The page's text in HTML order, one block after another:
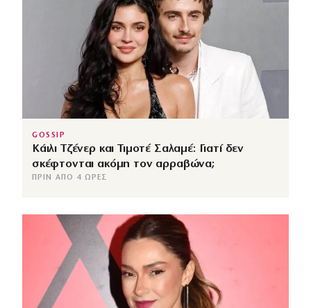
GOSSIP
Κάιλι Τζένερ και Τιμοτέ Σαλαμέ: Γιατί δεν
σκέφτονται ακόμη τον αρραβώνα;
ΠΡΙΝ ΑΠΌ 4 ΏΡΕΣ